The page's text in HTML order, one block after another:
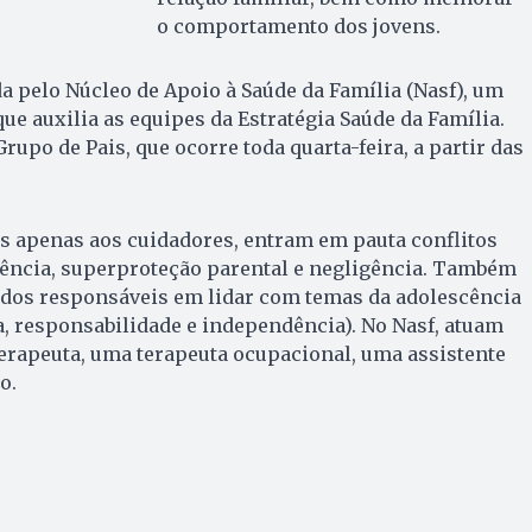
o comportamento dos jovens.
pelo Núcleo de Apoio à Saúde da Família (Nasf), um
auxilia as equipes da Estratégia Saúde da Família.
de Pais, que ocorre toda quarta-feira, a partir das
apenas aos cuidadores, entram em pauta conflitos
superproteção parental e negligência. Também
responsáveis em lidar com temas da adolescência
responsabilidade e independência). No Nasf, atuam
uma terapeuta ocupacional, uma assistente